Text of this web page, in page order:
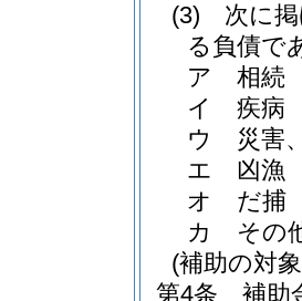
(3)
次に
る負債で
ア
相続
イ
疾病
ウ
災害
エ
凶漁
オ
だ捕
カ
その
(補助の対
第4条
補助